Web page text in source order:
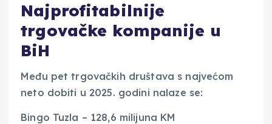
Najprofitabilnije
trgovačke kompanije u
BiH
Među pet trgovačkih društava s najvećom
neto dobiti u 2025. godini nalaze se:
Bingo Tuzla – 128,6 milijuna KM